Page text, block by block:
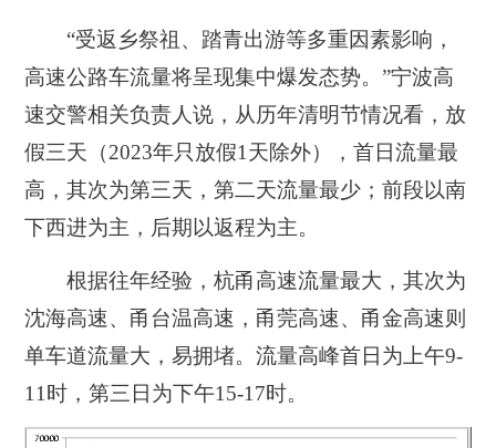
“受返乡祭祖、踏青出游等多重因素影响，
高速公路车流量将呈现集中爆发态势。”宁波高
速交警相关负责人说，从历年清明节情况看，放
假三天（2023年只放假1天除外），首日流量最
高，其次为第三天，第二天流量最少；前段以南
下西进为主，后期以返程为主。
根据往年经验，杭甬高速流量最大，其次为
沈海高速、甬台温高速，甬莞高速、甬金高速则
单车道流量大，易拥堵。流量高峰首日为上午9-
11时，第三日为下午15-17时。